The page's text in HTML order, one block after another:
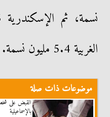
الغربية 5.4 مليون نسمة.
موضوعات ذات صلة
بالإسماعيلية